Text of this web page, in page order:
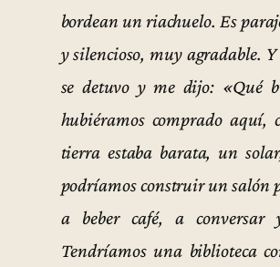
bordean un riachuelo. Es
y silencioso, muy agradable.
se detuvo y me dijo: «Qué
hubiéramos comprado aquí,
tierra estaba barata, un
podríamos construir un salón
a beber café, a conversar
Tendríamos una biblioteca